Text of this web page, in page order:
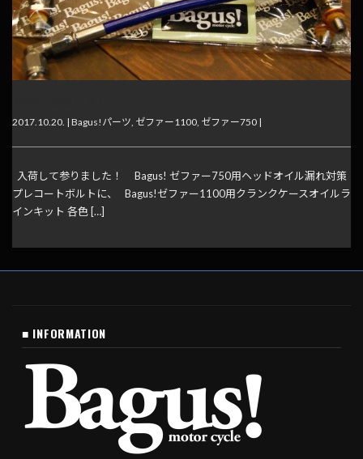
2017.10.20. | Bagus!パーツ ゼファー1100 ゼファー750 |
入荷して参りました！ Bagus! ゼファー750用ヘッドオイル漏れ対策
プレコートボルトに、 Bagus!ゼファー1100用クランクケースオイルラ
インキット 各色 […]
■ INFORMATION